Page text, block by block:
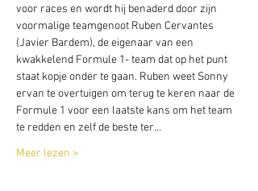
voor races en wordt hij benaderd door zijn
voormalige teamgenoot Ruben Cervantes
(Javier Bardem), de eigenaar van een
kwakkelend Formule 1- team dat op het punt
staat kopje onder te gaan. Ruben weet Sonny
ervan te overtuigen om terug te keren naar de
Formule 1 voor een laatste kans om het team
te redden en zelf de beste ter…
Meer lezen >